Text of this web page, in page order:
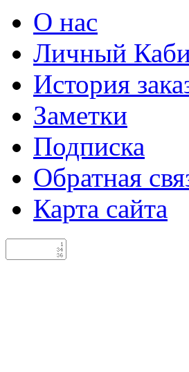
О нас
Личный
История
Заметки
Подписка
Обратная
Карта сайта